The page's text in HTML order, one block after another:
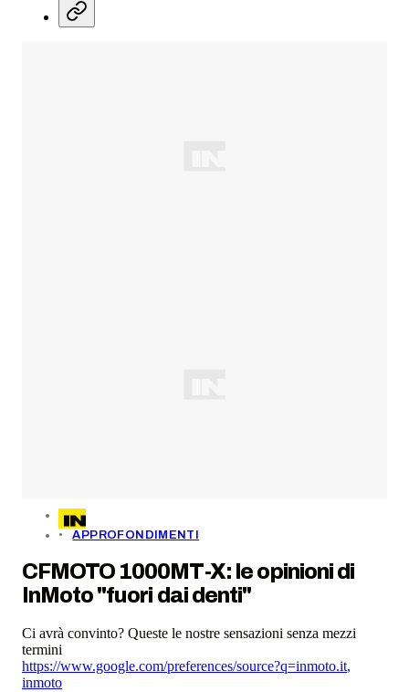
APPROFONDIMENTI
CFMOTO 1000MT-X: le opinioni di
InMoto "fuori dai denti"
Ci avrà convinto? Queste le nostre sensazioni senza mezzi
termini
https://www.google.com/preferences/source?q=inmoto.it,
inmoto